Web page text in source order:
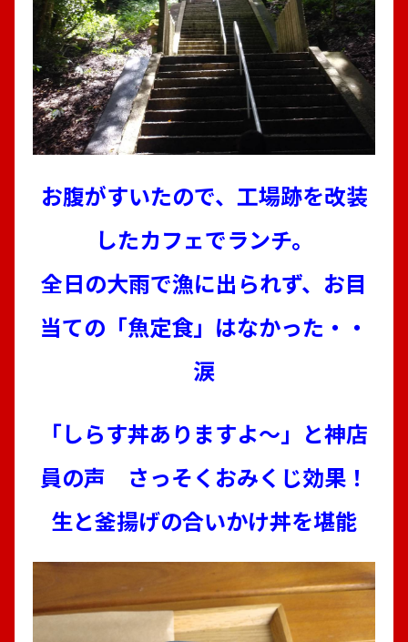
お腹がすいたので、工場跡を改装
したカフェでランチ。
全日の大雨で漁に出られず、お目
当ての「魚定食」はなかった・・
涙
「しらす丼ありますよ～」と神店
員の声 さっそくおみくじ効果！
生と釜揚げの合いかけ丼を堪能